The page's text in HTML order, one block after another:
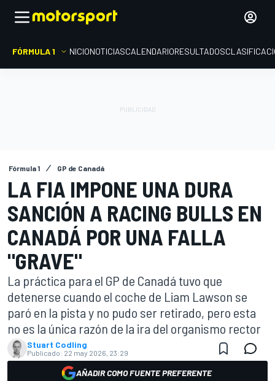
FÓRMULA 1 INICIONOTICIASCALENDARIORESULTADOS
Fórmula 1 GP de Canadá
LA FIA IMPONE UNA DURA
SANCIÓN A RACING BULLS EN
CANADÁ POR UNA FALLA
"GRAVE"
La práctica para el GP de Canadá tuvo que
detenerse cuando el coche de Liam Lawson se
paró en la pista y no pudo ser retirado, pero esta
no es la única razón de la ira del organismo rector
Stuart Codling
Publicado: 22 may 2026, 23:29
AÑADIR COMO FUENTE PREFERENTE